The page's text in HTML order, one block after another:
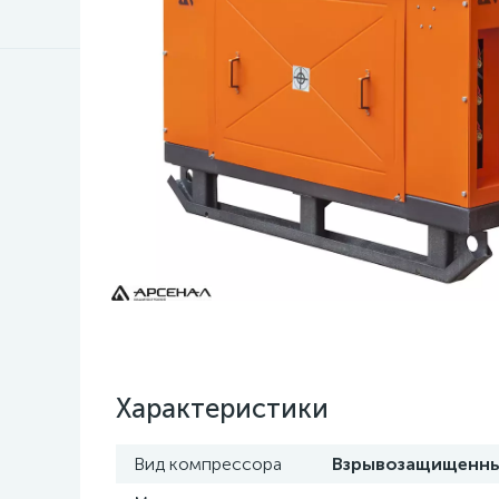
Характеристики
Вид компрессора